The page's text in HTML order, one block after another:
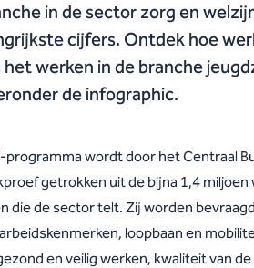
in de sector zorg en
cijfers. Ontdek hoe
werken in de branche
de infographic.
programma wordt door het Centraal
getrokken uit de bijna 1,4 miljoen
die de sector telt. Zij worden
loopbaan en
en veilig werken, kwaliteit van